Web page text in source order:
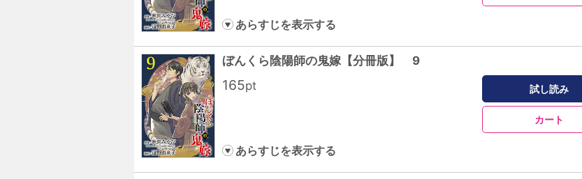
あらすじを表示する
ぼんくら陰陽師の鬼嫁【分冊版】 9
165pt 試し読み
カート
あらすじを表示する